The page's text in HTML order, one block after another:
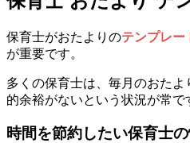
保育士がおたよりのテンプレー
が重要です。
多くの保育士は、毎月のおた
的余裕がないという状況が常
時間を節約したい保育士